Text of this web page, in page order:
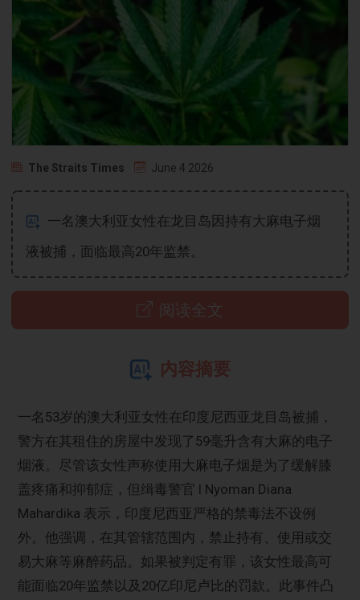
The Straits Times June 4 2026
一名澳大利亚女性在龙目岛因持有大麻电子烟
液被捕，面临最高20年监禁。
阅读全文
内容摘要
一名53岁的澳大利亚女性在印度尼西亚龙目岛被捕，
警方在其租住的房屋中发现了59毫升含有大麻的电子
烟液。尽管该女性声称使用大麻电子烟是为了缓解膝
盖疼痛和抑郁症，但缉毒警官 I Nyoman Diana
Mahardika 表示，印度尼西亚严格的禁毒法不设例
外。他强调，在其管辖范围内，禁止持有、使用或交
易大麻等麻醉药品。如果被判定有罪，该女性最高可
能面临20年监禁以及20亿印尼卢比的罚款。此事件凸